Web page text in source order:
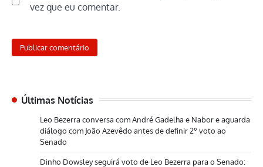
vez que eu comentar.
Últimas Notícias
Leo Bezerra conversa com André Gadelha e Nabor e aguarda
diálogo com João Azevêdo antes de definir 2º voto ao
Senado
Dinho Dowsley seguirá voto de Leo Bezerra para o Senado: